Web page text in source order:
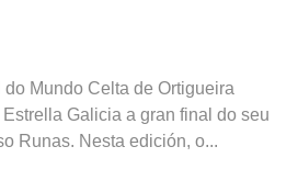
Mundo Celta de Ortigueira
Galicia a gran final do seu
Runas. Nesta edición, o...